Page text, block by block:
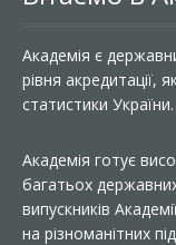
Академія є
рівня акредитації,
статистики України.
Академія готує
багатьох
випускників
на різноманітних